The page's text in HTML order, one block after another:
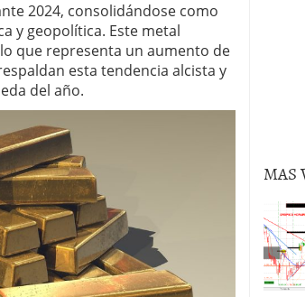
la inteligencia artificial
a invertir 20/09/2024
septiembre para reducir la
que queda de 2024? 02/09/2024
2024, consolidándose como
y geopolítica. Este metal
que representa un aumento de
esta tendencia alcista y
del año.
MAS